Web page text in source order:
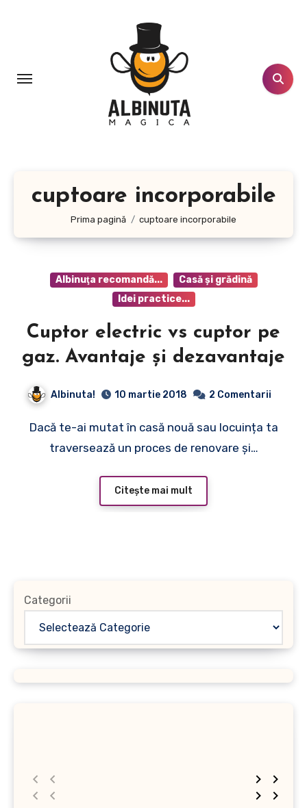
cuptoare incorporabile
Prima pagină cuptoare incorporabile
Albinuţa recomandă...
Casă şi grădină
Idei practice...
Cuptor electric vs cuptor pe
gaz. Avantaje și dezavantaje
Albinuta! 10 martie 2018 2 Comentarii
Dacă te-ai mutat în casă nouă sau locuința ta
traversează un proces de renovare și…
Citește mai mult
Categorii